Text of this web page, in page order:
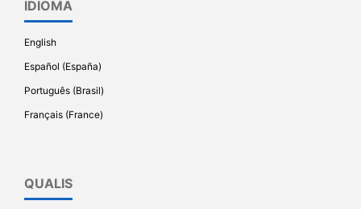
IDIOMA
English
Español (España)
Português (Brasil)
Français (France)
QUALIS